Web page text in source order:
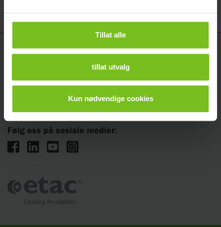
Tillat alle
tillat utvalg
Kun nødvendige cookies
Etac AS
Vanemveien 1, 1599 Moss
hovedkontor.norge@etac.com
Følg oss på sosiale medier: